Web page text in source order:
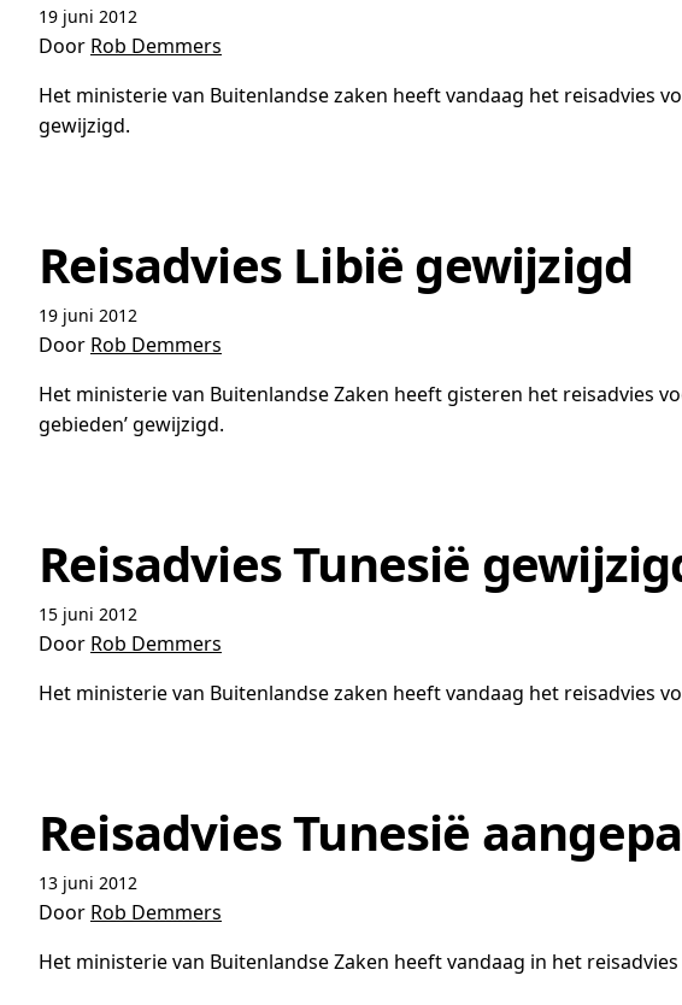
19 juni 2012
Door Rob Demmers
Het ministerie van Buitenlandse zaken heeft vandaag het reisadvies
gewijzigd.
Reisadvies Libië gewijzigd
19 juni 2012
Door Rob Demmers
Het ministerie van Buitenlandse Zaken heeft gisteren het reisadvies
gebieden’ gewijzigd.
Reisadvies Tunesië
15 juni 2012
Door Rob Demmers
Het ministerie van Buitenlandse zaken heeft vandaag het reisadvies
Reisadvies Tunesië
13 juni 2012
Door Rob Demmers
Het ministerie van Buitenlandse Zaken heeft vandaag in het